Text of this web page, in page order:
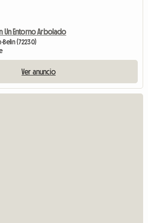
Un Entorno Arbolado
Belin (72230)
Ver anuncio